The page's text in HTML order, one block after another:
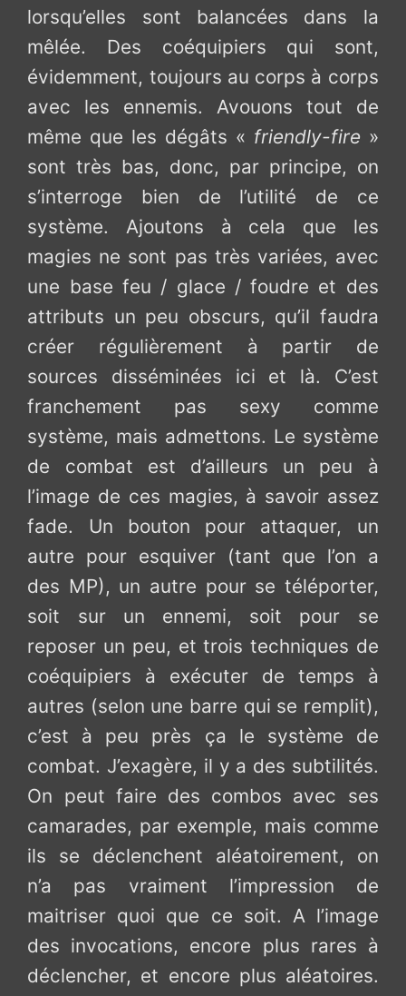
lorsqu’elles sont balancées dans la
mêlée. Des coéquipiers qui sont,
évidemment, toujours au corps à corps
avec les ennemis. Avouons tout de
même que les dégâts « friendly-fire»
sont très bas, donc, par principe, on
s’interroge bien de l’utilité de ce
système. Ajoutons à cela que les
magies ne sont pas très variées, avec
une base feu / glace / foudre et des
attributs un peu obscurs, qu’il faudra
créer régulièrement à partir de
sources disséminées ici et là. C’est
franchement pas sexy comme
système, mais admettons. Le système
de combat est d’ailleurs un peu à
l’image de ces magies, à savoir assez
fade. Un bouton pour attaquer, un
autre pour esquiver (tant que l’on a
des MP), un autre pour se téléporter,
soit sur un ennemi, soit pour se
reposer un peu, et trois techniques de
coéquipiers à exécuter de temps à
autres (selon une barre qui se remplit),
c’est à peu près ça le système de
combat. J’exagère, il y a des subtilités.
On peut faire des combos avec ses
camarades, par exemple, mais comme
ils se déclenchent aléatoirement, on
n’a pas vraiment l’impression de
maitriser quoi que ce soit. A l’image
des invocations, encore plus rares à
déclencher, et encore plus aléatoires.